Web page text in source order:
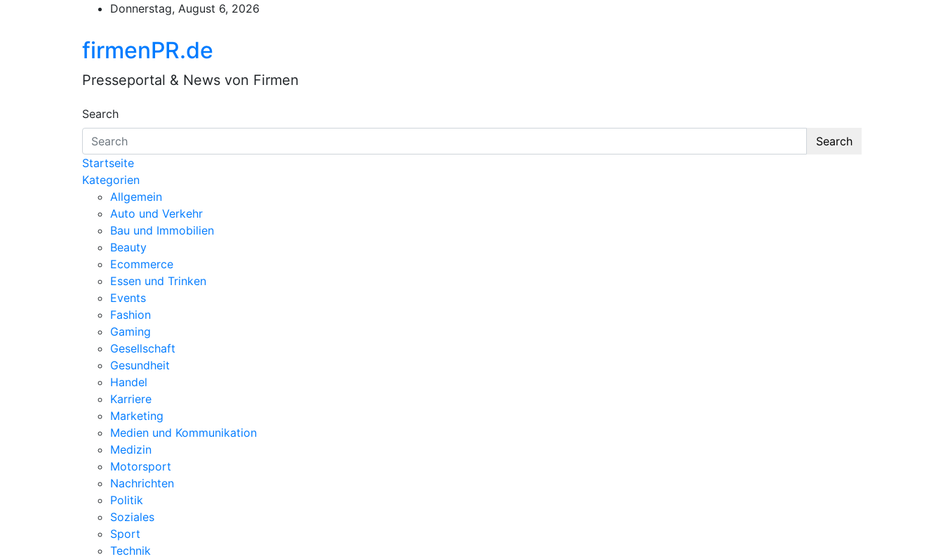
Donnerstag, August 6, 2026
firmenPR.de
Presseportal & News von Firmen
Search
Search
Startseite
Kategorien
Allgemein
Auto und Verkehr
Bau und Immobilien
Beauty
Ecommerce
Essen und Trinken
Events
Fashion
Gaming
Gesellschaft
Gesundheit
Handel
Karriere
Marketing
Medien und Kommunikation
Medizin
Motorsport
Nachrichten
Politik
Soziales
Sport
Technik